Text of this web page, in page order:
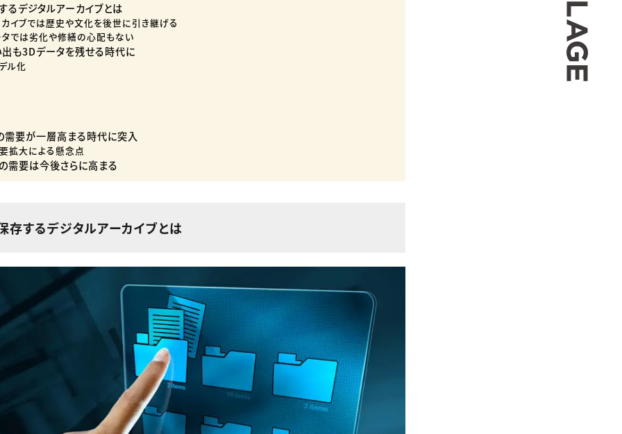
るデジタルアーカイブとは
イブでは歴史や文化を後世に引き継げる
タでは劣化や修繕の心配もない
も3Dデータを残せる時代に
ル化
需要が一層高まる時代に突入
拡大による懸念点
需要は今後さらに高まる
存するデジタルアーカイブとは